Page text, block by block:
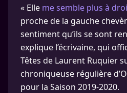
« Elle me semble plus à
proche de la gauche
sentiment qu’ils se sont
explique l’écrivaine, qui
Têtes de Laurent Ruquier
chroniqueuse régulière
pour la Saison 2019-2020.